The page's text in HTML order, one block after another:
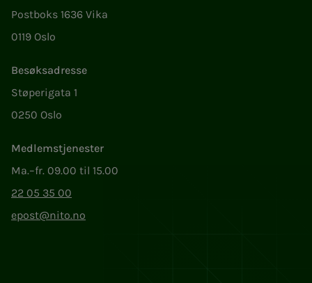
Postboks 1636 Vika
0119 Oslo
Besøksadresse
Støperigata 1
0250 Oslo
Medlemstjenester
Ma.–fr. 09.00 til 15.00
22 05 35 00
epost@nito.no